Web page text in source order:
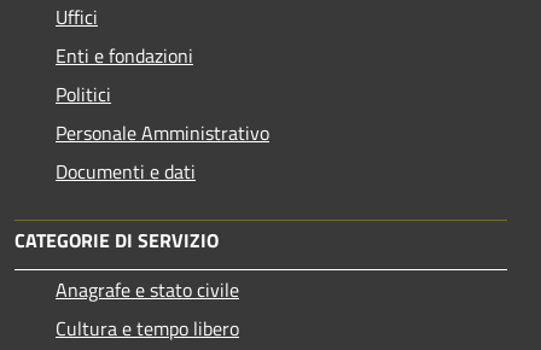
Uffici
Enti e fondazioni
Politici
Personale Amministrativo
Documenti e dati
CATEGORIE DI SERVIZIO
Anagrafe e stato civile
Cultura e tempo libero